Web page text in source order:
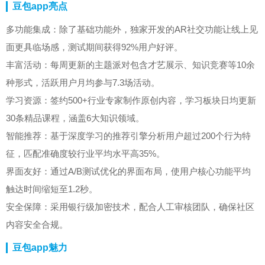
豆包app亮点
多功能集成：除了基础功能外，独家开发的AR社交功能让线上见
面更具临场感，测试期间获得92%用户好评。
丰富活动：每周更新的主题派对包含才艺展示、知识竞赛等10余
种形式，活跃用户月均参与7.3场活动。
学习资源：签约500+行业专家制作原创内容，学习板块日均更新
30条精品课程，涵盖6大知识领域。
智能推荐：基于深度学习的推荐引擎分析用户超过200个行为特
征，匹配准确度较行业平均水平高35%。
界面友好：通过A/B测试优化的界面布局，使用户核心功能平均
触达时间缩短至1.2秒。
安全保障：采用银行级加密技术，配合人工审核团队，确保社区
内容安全合规。
豆包app魅力